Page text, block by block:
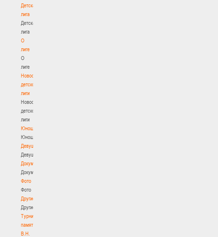
Детская
лига
Детская
лига
О
лиге
О
лиге
Новости
детской
лиги
Новости
детской
лиги
Юноши
Юноши
Девушки
Девушки
Документы
Документы
Фото
Фото
Другие
Другие
Турнир
памяти
В.Н.